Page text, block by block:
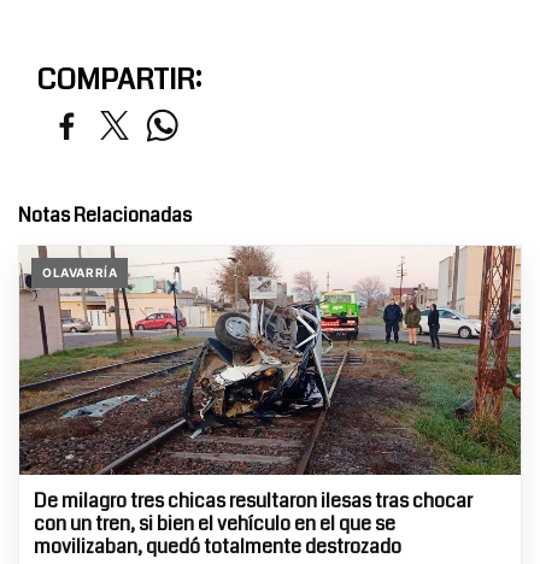
COMPARTIR:
Notas Relacionadas
OLAVARRÍA
De milagro tres chicas resultaron ilesas tras chocar
con un tren, si bien el vehículo en el que se
movilizaban, quedó totalmente destrozado